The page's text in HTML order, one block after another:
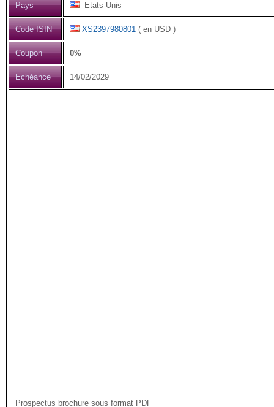
Pays Etats-Unis
Code ISIN XS2397980801 ( en USD )
Coupon 0%
Echéance 14/02/2029
Prospectus brochure sous format PDF